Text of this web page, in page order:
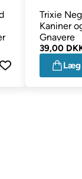
Trixie
Kaniner
Gnavere
39,00
Læg